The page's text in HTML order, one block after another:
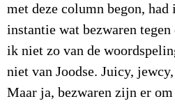
met deze column begon, had
instantie wat bezwaren
ik niet zo van de
niet van Joodse. Juicy,
Maar ja, bezwaren zijn er